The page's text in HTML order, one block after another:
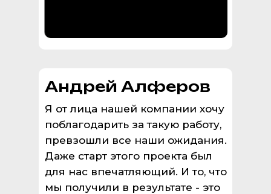
Андрей Алферов
Я от лица нашей компании хочу
поблагодарить за такую работу,
превзошли все наши ожидания.
Даже старт этого проекта был
для нас впечатляющий. И то, что
мы получили в результате - это